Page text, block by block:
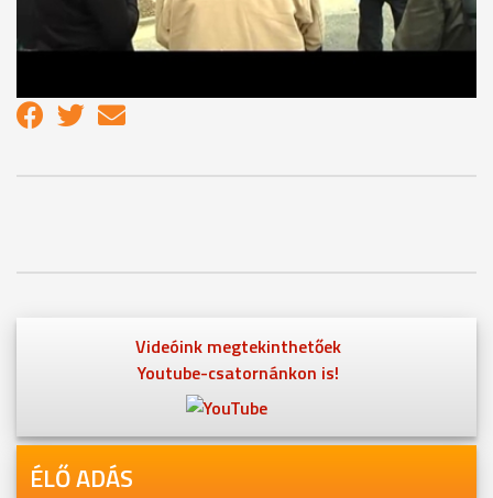
Videóink megtekinthetőek
Youtube-csatornánkon is!
ÉLŐ ADÁS